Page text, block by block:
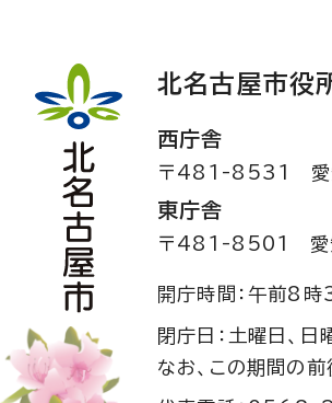
北名古屋市役
西庁舎
〒481-8531
東庁舎
〒481-8501
開庁時間：午前8
閉庁日：土曜日、
なお、この期間の